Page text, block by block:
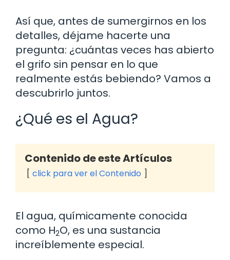
Así que, antes de sumergirnos en los
detalles, déjame hacerte una
pregunta: ¿cuántas veces has abierto
el grifo sin pensar en lo que
realmente estás bebiendo? Vamos a
descubrirlo juntos.
¿Qué es el Agua?
Contenido de este Artículos
click para ver el Contenido
El agua, químicamente conocida
como H2O, es una sustancia
increíblemente especial.